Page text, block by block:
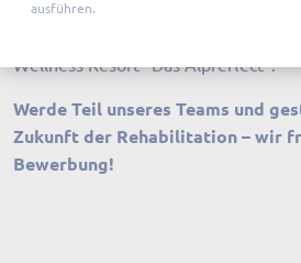
Zusatzleistungen und beste
Wellness Resort "Das Alpreflect".
Werde Teil unseres Teams und
Zukunft der Rehabilitation – wir
Bewerbung!
ausführen.